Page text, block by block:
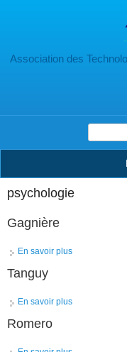
Association des
psychologie
Gagnière
En savoir plus
Tanguy
En savoir plus
Romero